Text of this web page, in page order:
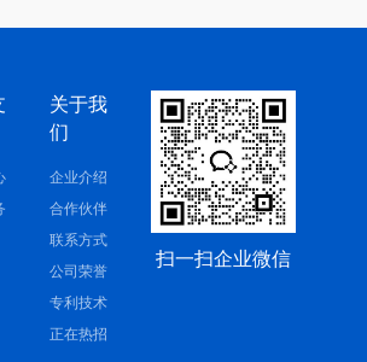
关于我
们
企业介绍
合作伙伴
联系方式
公司荣誉
专利技术
正在热招
扫一扫企业微信